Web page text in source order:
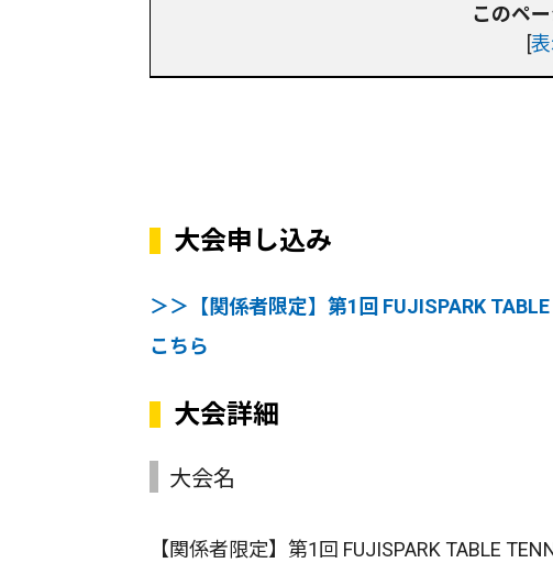
このペ
[
大会申し込み
＞＞【関係者限定】第1回 FUJISPARK
こちら
大会詳細
大会名
【関係者限定】第1回 FUJISPARK TABLE